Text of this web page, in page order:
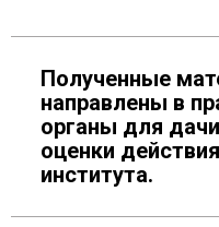
Полученные
направлены в
органы для
оценки
института.